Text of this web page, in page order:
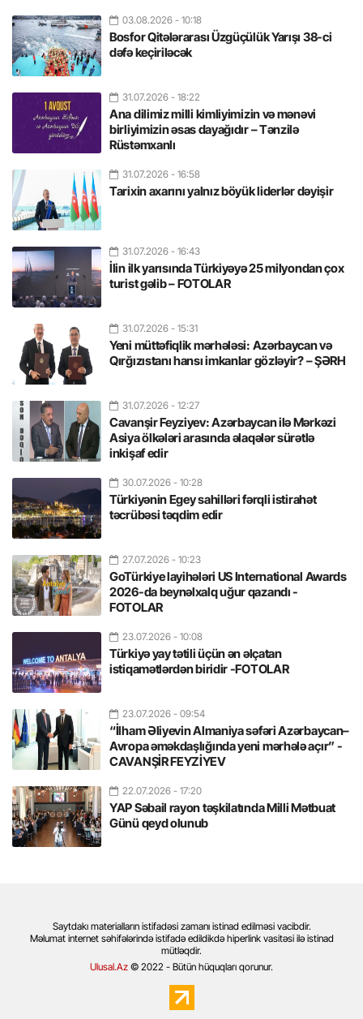
03.08.2026 - 10:18
Bosfor Qitələrarası Üzgüçülük Yarışı 38-ci
dəfə keçiriləcək
31.07.2026 - 18:22
Ana dilimiz milli kimliyimizin və mənəvi
birliyimizin əsas dayağıdır – Tənzilə
Rüstəmxanlı
31.07.2026 - 16:58
Tarixin axarını yalnız böyük liderlər dəyişir
31.07.2026 - 16:43
İlin ilk yarısında Türkiyəyə 25 milyondan çox
turist gəlib – FOTOLAR
31.07.2026 - 15:31
Yeni müttəfiqlik mərhələsi: Azərbaycan və
Qırğızıstanı hansı imkanlar gözləyir? – ŞƏRH
31.07.2026 - 12:27
Cavanşir Feyziyev: Azərbaycan ilə Mərkəzi
Asiya ölkələri arasında əlaqələr sürətlə
inkişaf edir
30.07.2026 - 10:28
Türkiyənin Egey sahilləri fərqli istirahət
təcrübəsi təqdim edir
27.07.2026 - 10:23
GoTürkiye layihələri US International Awards
2026-da beynəlxalq uğur qazandı -
FOTOLAR
23.07.2026 - 10:08
Türkiyə yay tətili üçün ən əlçatan
istiqamətlərdən biridir -FOTOLAR
23.07.2026 - 09:54
“İlham Əliyevin Almaniya səfəri Azərbaycan–
Avropa əməkdaşlığında yeni mərhələ açır” -
CAVANŞİR FEYZİYEV
22.07.2026 - 17:20
YAP Səbail rayon təşkilatında Milli Mətbuat
Günü qeyd olunub
Saytdakı materialların istifadəsi zamanı istinad edilməsi vacibdir.
Məlumat internet səhifələrində istifadə edildikdə hiperlink vasitəsi ilə istinad
mütləqdir.
Ulusal.Az © 2022 - Bütün hüquqları qorunur.